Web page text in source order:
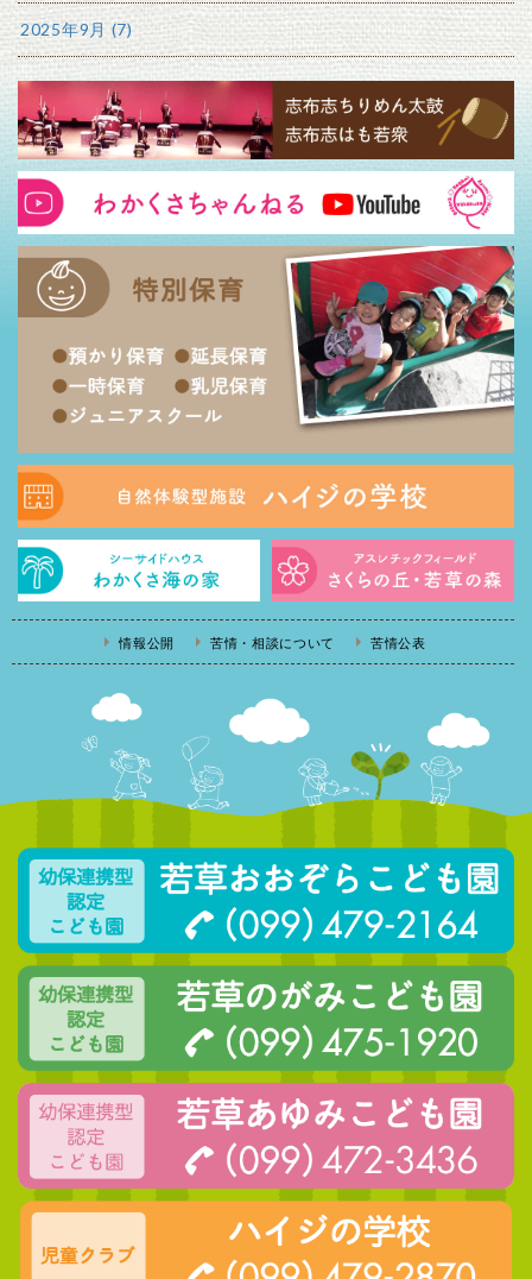
2025年9月 (7)
情報公開 苦情・相談について 苦情公表